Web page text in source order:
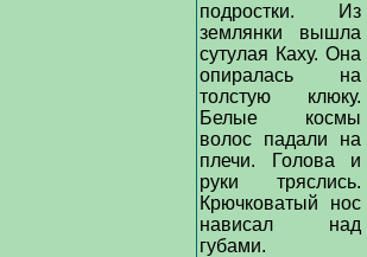
подростки. Из
землянки вышла
сутулая Каху. Она
опиралась на
толстую клюку.
Белые космы
волос падали на
плечи. Голова и
руки тряслись.
Крючковатый нос
нависал над
губами.